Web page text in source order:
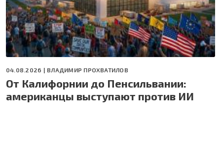
04.08.2026 | ВЛАДИМИР ПРОХВАТИЛОВ
От Калифорнии до Пенсильвании:
американцы выступают против ИИ